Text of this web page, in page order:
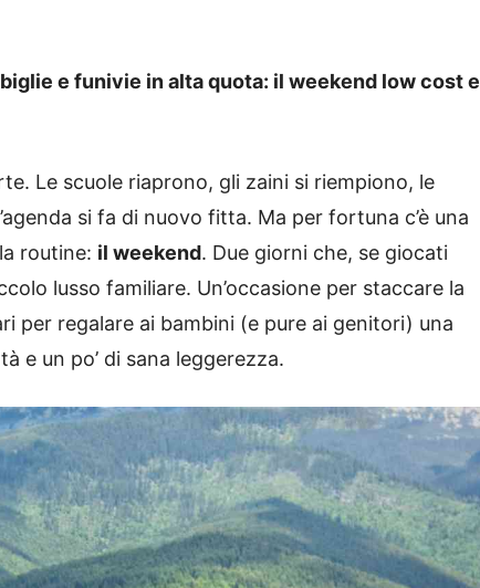
e funivie in alta quota: il weekend low cost e
Le scuole riaprono, gli zaini si riempiono, le
si fa di nuovo fitta. Ma per fortuna c’è una
routine: il weekend. Due giorni che, se giocati
lusso familiare. Un’occasione per staccare la
per regalare ai bambini (e pure ai genitori) una
e un po’ di sana leggerezza.